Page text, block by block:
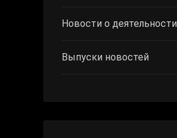
Новости о деятельности
Выпуски новостей